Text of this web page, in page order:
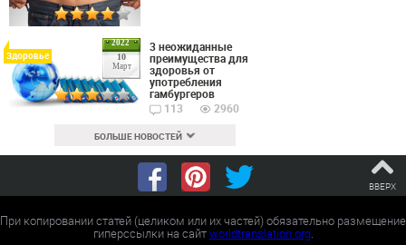
2022
10
Март
Здоровье
3 неожиданные
преимущества для
здоровья от
употребления
гамбургеров
113
2960
БОЛЬШЕ НОВОСТЕЙ
ВВЕРХ
При копировании статей (целиком или их частей) обязательно размещение
гиперссылки на сайтworldtranslation.org.